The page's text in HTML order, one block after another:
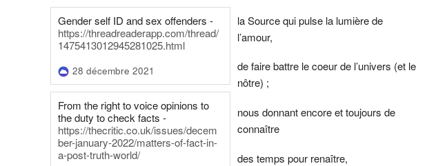
Gender self ID and sex offenders -
https://threadreaderapp.com/thread/
1475413012945281025.html
28 décembre 2021
From the right to voice opinions to
the duty to check facts -
https://thecritic.co.uk/issues/decem
ber-january-2022/matters-of-fact-in-
a-post-truth-world/
la Source qui pulse la lumière de
l’amour,
de faire battre le coeur de l’univers (et le
nôtre) ;
nous donnant encore et toujours de
connaître
des temps pour renaître,